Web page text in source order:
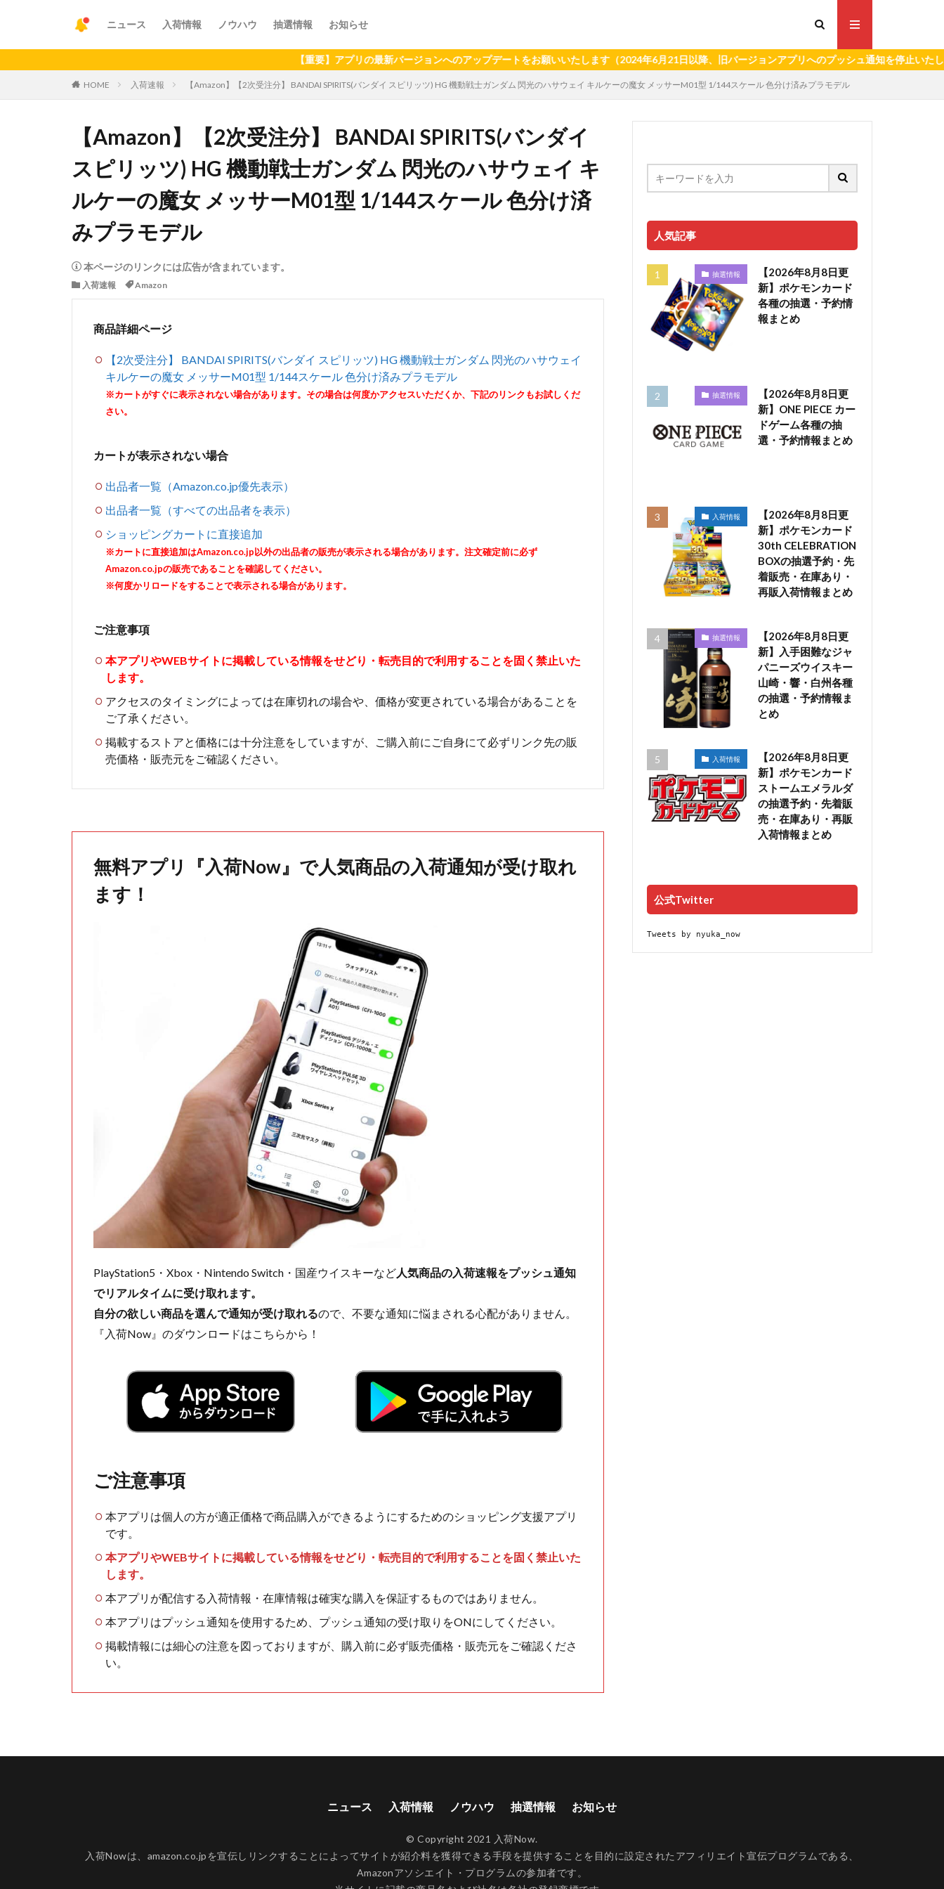
ニュース 入荷情報 ノウハウ 抽選情報 お知らせ
【重要】アプリの最新バージョンへのアップデートをお願いいたします（2024年6月21日以降、旧バージョンアプリへのプッシュ通知を停止いたします。）
HOME 入荷速報 【Amazon】【2次受注分】 BANDAI SPIRITS(バンダイ スピリッツ) HG 機動戦士ガンダム 閃光のハサウェイ キルケーの魔女 メッサーM01型 1/144スケール 色分け済みプラモデル
【Amazon】【2次受注分】 BANDAI SPIRITS(バンダイ
スピリッツ) HG 機動戦士ガンダム 閃光のハサウェイ キ
ルケーの魔女 メッサーM01型 1/144スケール 色分け済
みプラモデル
本ページのリンクには広告が含まれています。
入荷速報 Amazon
商品詳細ページ
【2次受注分】 BANDAI SPIRITS(バンダイ スピリッツ) HG 機動戦士ガンダム 閃光のハサウェイ
キルケーの魔女 メッサーM01型 1/144スケール 色分け済みプラモデル
※カートがすぐに表示されない場合があります。その場合は何度かアクセスいただくか、下記のリンクもお試しくだ
さい。
カートが表示されない場合
出品者一覧（Amazon.co.jp優先表示）
出品者一覧（すべての出品者を表示）
ショッピングカートに直接追加
※カートに直接追加はAmazon.co.jp以外の出品者の販売が表示される場合があります。注文確定前に必ず
Amazon.co.jpの販売であることを確認してください。
※何度かリロードをすることで表示される場合があります。
ご注意事項
本アプリやWEBサイトに掲載している情報をせどり・転売目的で利用することを固く禁止いた
します。
アクセスのタイミングによっては在庫切れの場合や、価格が変更されている場合があることを
ご了承ください。
掲載するストアと価格には十分注意をしていますが、ご購入前にご自身にて必ずリンク先の販
売価格・販売元をご確認ください。
無料アプリ『入荷Now』で人気商品の入荷通知が受け取れ
ます！
PlayStation5・Xbox・Nintendo Switch・国産ウイスキーなど人気商品の入荷速報をプッシュ通知
でリアルタイムに受け取れます。
自分の欲しい商品を選んで通知が受け取れるので、不要な通知に悩まされる心配がありません。
『入荷Now』のダウンロードはこちらから！
ご注意事項
本アプリは個人の方が適正価格で商品購入ができるようにするためのショッピング支援アプリ
です。
本アプリやWEBサイトに掲載している情報をせどり・転売目的で利用することを固く禁止いた
します。
本アプリが配信する入荷情報・在庫情報は確実な購入を保証するものではありません。
本アプリはプッシュ通知を使用するため、プッシュ通知の受け取りをONにしてください。
掲載情報には細心の注意を図っておりますが、購入前に必ず販売価格・販売元をご確認くださ
い。
人気記事
抽選情報
【2026年8月8日更
新】ポケモンカード
各種の抽選・予約情
報まとめ
抽選情報
【2026年8月8日更
新】ONE PIECE カー
ドゲーム各種の抽
選・予約情報まとめ
入荷情報
【2026年8月8日更
新】ポケモンカード
30th CELEBRATION
BOXの抽選予約・先
着販売・在庫あり・
再販入荷情報まとめ
抽選情報
【2026年8月8日更
新】入手困難なジャ
パニーズウイスキー
山崎・響・白州各種
の抽選・予約情報ま
とめ
入荷情報
【2026年8月8日更
新】ポケモンカード
ストームエメラルダ
の抽選予約・先着販
売・在庫あり・再販
入荷情報まとめ
公式Twitter
Tweets by nyuka_now
ニュース 入荷情報 ノウハウ 抽選情報 お知らせ
© Copyright 2021 入荷Now.
入荷Nowは、amazon.co.jpを宣伝しリンクすることによってサイトが紹介料を獲得できる手段を提供することを目的に設定されたアフィリエイト宣伝プログラムである、
Amazonアソシエイト・プログラムの参加者です。